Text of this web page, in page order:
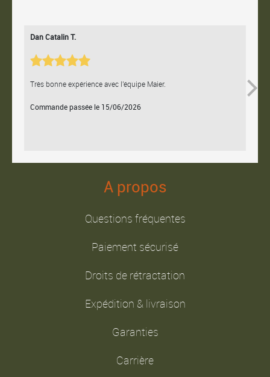
Dan Catalin T.
Très bonne expérience avec l'équipe Maier.
Commande passée le 15/06/2026
A propos
Questions fréquentes
Paiement sécurisé
Droits de rétractation
Expédition & livraison
Garanties
Carrière